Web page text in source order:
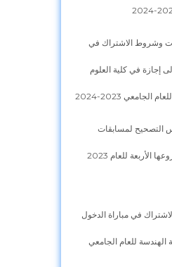
وشروط الاشتراك في
إجازة في كلية العلوم
2023-2024
التصحيح لمسابقات
الشهادة الثانوية العامة بفروعها الأربعة للعام 2023
في مباراة الدخول
الهندسة للعام الجامعي